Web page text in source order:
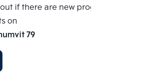
if there are new program
on
79